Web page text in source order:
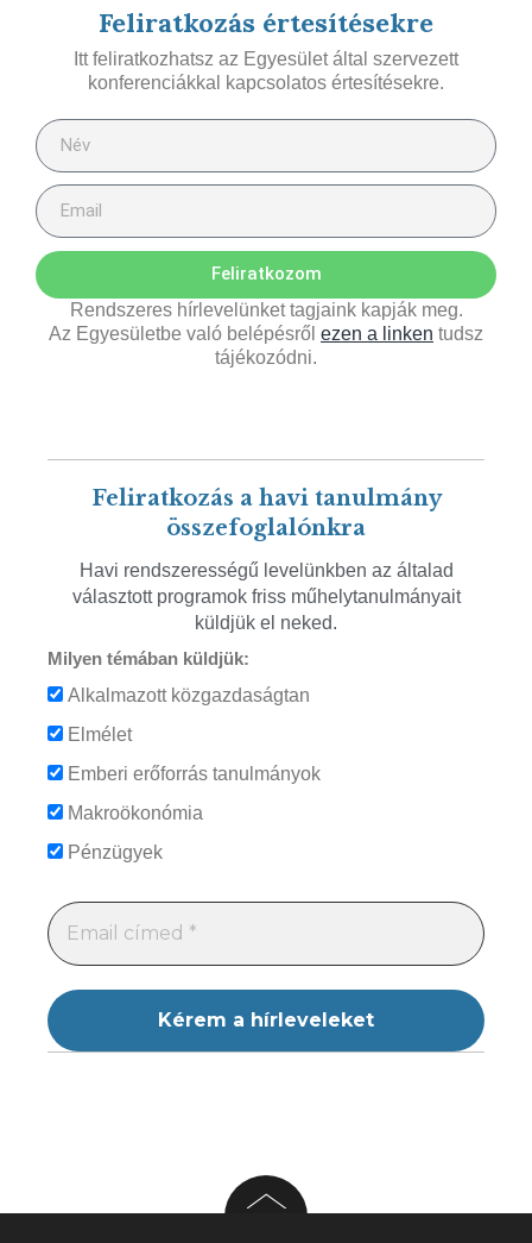
Feliratkozás értesítésekre
Itt feliratkozhatsz az Egyesület által szervezett
konferenciákkal kapcsolatos értesítésekre.
Feliratkozom
Rendszeres hírlevelünket tagjaink kapják meg.
Az Egyesületbe való belépésről ezen a linken tudsz
tájékozódni.
Feliratkozás a havi tanulmány
összefoglalónkra
Havi rendszerességű levelünkben az általad
választott programok friss műhelytanulmányait
küldjük el neked.
Milyen témában küldjük:
Alkalmazott közgazdaságtan
Elmélet
Emberi erőforrás tanulmányok
Makroökonómia
Pénzügyek